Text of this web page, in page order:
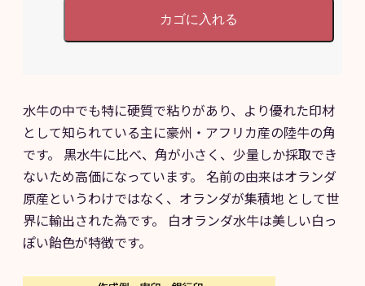
水牛の中でも特に硬質で粘りがあり、より優れた印材
として知られている主に豪州・アフリカ産の陸牛の角
です。 黒水牛に比べ、角が小さく、少量しか採取でき
ないため高価になっています。 名前の由来はオランダ
原産というわけではなく、オランダが集積地 として世
界に輸出された為です。 白オランダ水牛は美しい白っ
ぽい飴色が特徴です。